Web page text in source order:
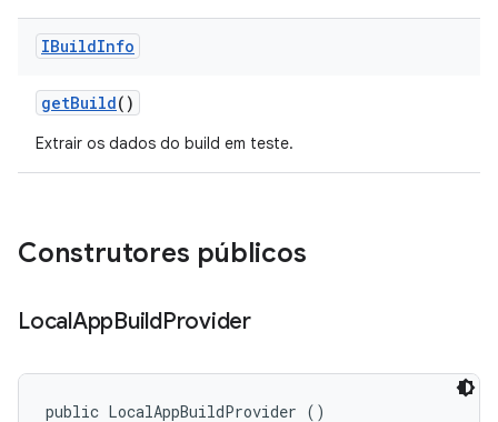
IBuildInfo
getBuild()
Extrair os dados do build em teste.
Construtores públicos
LocalAppBuildProvider
public LocalAppBuildProvider ()